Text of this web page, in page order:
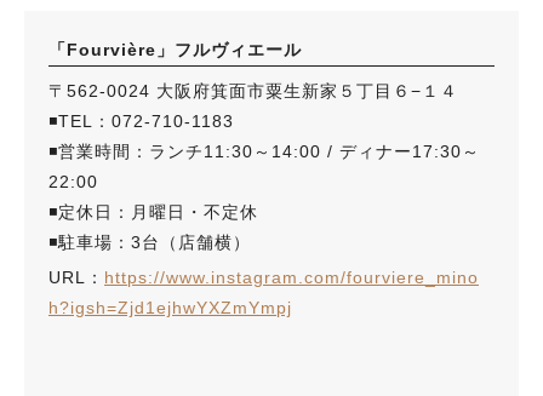
「Fourvière」フルヴィエール
〒562-0024 大阪府箕面市粟生新家５丁目６−１４
◾️TEL：072-710-1183
◾️営業時間：ランチ11:30～14:00 / ディナー17:30～
22:00
◾️定休日：月曜日・不定休
◾️駐車場：3台（店舗横）
URL： https://www.instagram.com/fourviere_mino
h?igsh=Zjd1ejhwYXZmYmpj